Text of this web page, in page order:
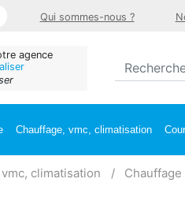
Qui sommes-nous ?
agence
Chauffage, vmc, climatisation
climatisation Chauffage